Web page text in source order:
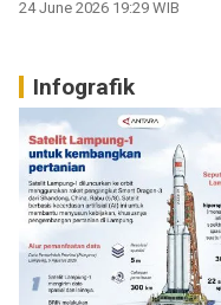
24 June 2026 19:29 WIB
Infografik